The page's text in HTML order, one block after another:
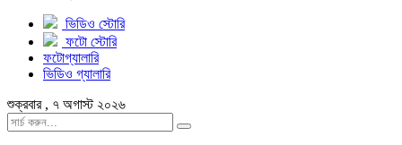
ভিডিও স্টোরি
ফটো স্টোরি
ফটোগ্যালারি
ভিডিও গ্যালারি
শুক্রবার , ৭ অগাস্ট ২০২৬